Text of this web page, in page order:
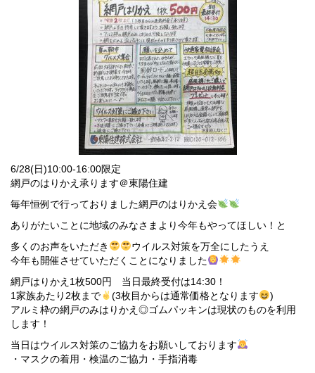
6/28(日)10:00-16:00限定
網戸のはりかえ承ります＠東陽住建
毎年恒例で行っておりました網戸のはりかえ会
ありがたいことに地域のみなさまより今年もやってほしい！と
多くのお声をいただき
ウイルス対策を万全にしたうえ
今年も開催させていただくことになりました
網戸はりかえ1枚500円 当日最終受付は14:30！
1家族あたり2枚まで
(3枚目からは通常価格となります
)
アルミ枠の網戸のみはりかえ◎ゴムパッキンは現状のものを利用
します！
当日はウイルス対策のご協力をお願いしております
・マスクの着用・検温のご協力・手指消毒